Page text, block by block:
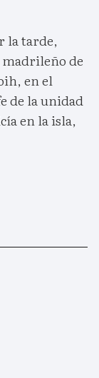
la tarde,
madrileño de
en el
de la unidad
en la isla,